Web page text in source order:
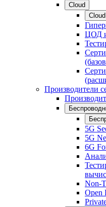
Cloud
Cloud
ЦОД
Производители
5G
5G
6G
Non-
Open